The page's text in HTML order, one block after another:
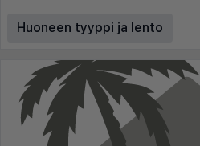
Huoneen tyyppi ja lento